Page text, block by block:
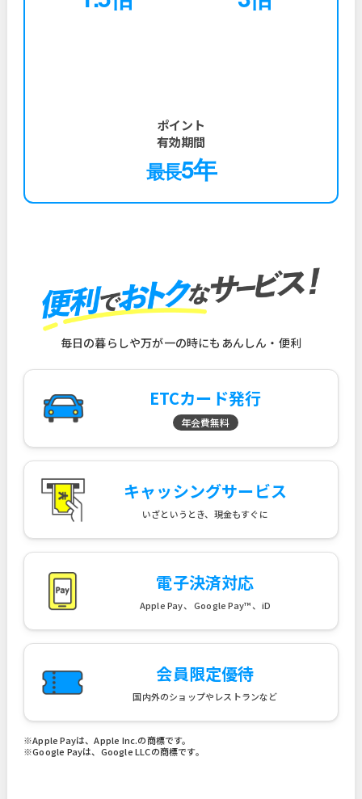
ポイント
有効期間
最長5年
毎日の暮らしや万が一の時にもあんしん・便利
ETCカード発行
年会費無料
キャッシングサービス
いざというとき、現金もすぐに
電子決済対応
Apple Pay、 Google Pay™ 、iD
会員限定優待
国内外のショップやレストランなど
※Apple Payは、Apple Inc.の商標です。
※Google Payは、Google LLCの商標です。